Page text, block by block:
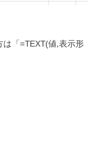
「=TEXT(値,表示形